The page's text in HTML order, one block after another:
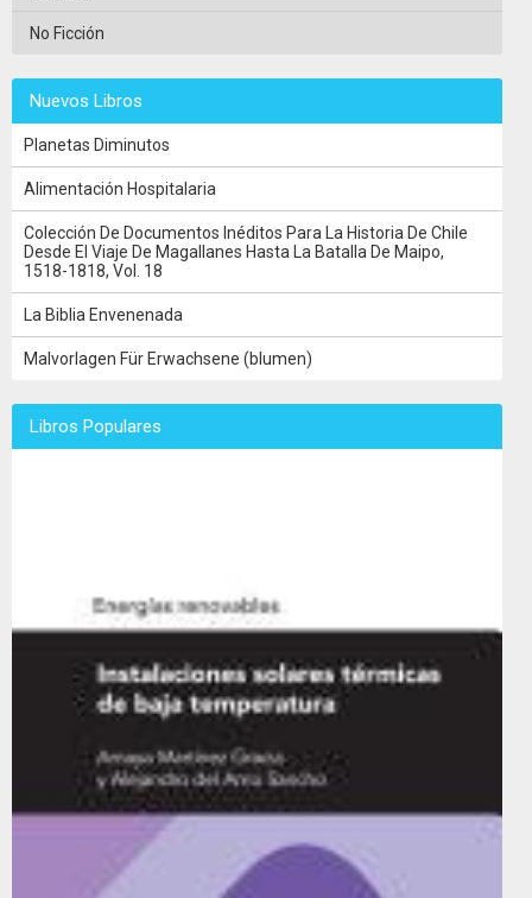
No Ficción
Nuevos Libros
Planetas Diminutos
Alimentación Hospitalaria
Colección De Documentos Inéditos Para La Historia De Chile
Desde El Viaje De Magallanes Hasta La Batalla De Maipo,
1518-1818, Vol. 18
La Biblia Envenenada
Malvorlagen Für Erwachsene (blumen)
Libros Populares